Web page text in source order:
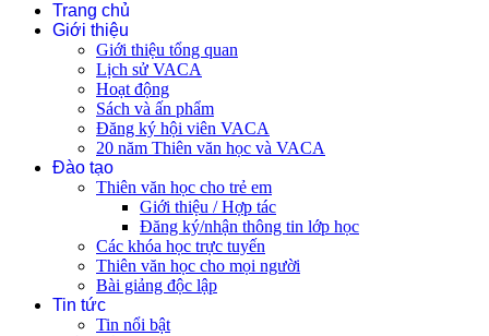
Trang chủ
Giới thiệu
Giới thiệu tổng quan
Lịch sử VACA
Hoạt động
Sách và ấn phẩm
Đăng ký hội viên VACA
20 năm Thiên văn học và VACA
Đào tạo
Thiên văn học cho trẻ em
Giới thiệu / Hợp tác
Đăng ký/nhận thông tin lớp học
Các khóa học trực tuyến
Thiên văn học cho mọi người
Bài giảng độc lập
Tin tức
Tin nổi bật